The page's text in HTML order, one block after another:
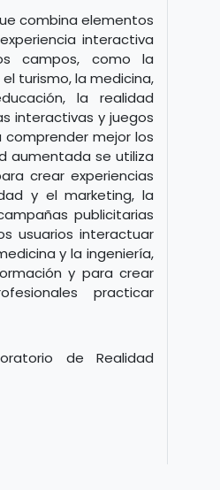
combina elementos
interactiva
campos, como la
turismo, la medicina,
la realidad
interactivas y juegos
mejor los
aumentada se utiliza
crear experiencias
y el marketing, la
publicitarias
usuarios interactuar
y la ingeniería,
y para crear
practicar
de Realidad